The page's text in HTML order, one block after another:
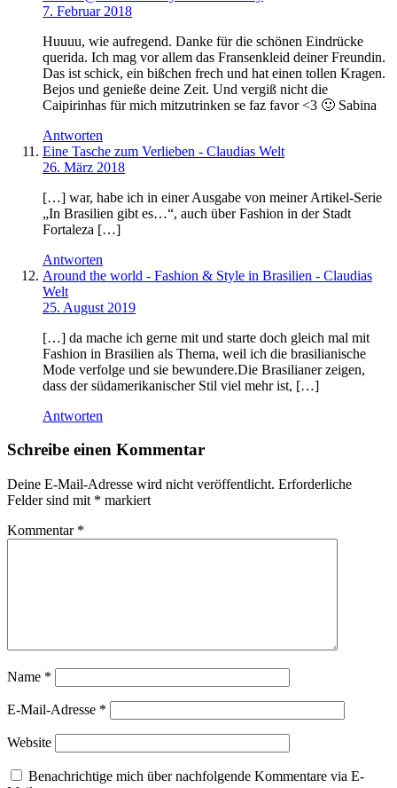
7. Februar 2018
Huuuu, wie aufregend. Danke für die schönen Eindrücke
querida. Ich mag vor allem das Fransenkleid deiner Freundin.
Das ist schick, ein bißchen frech und hat einen tollen Kragen.
Bejos und genieße deine Zeit. Und vergiß nicht die
Caipirinhas für mich mitzutrinken se faz favor <3 🙂 Sabina
Antworten
Eine Tasche zum Verlieben - Claudias Welt
26. März 2018
[…] war, habe ich in einer Ausgabe von meiner Artikel-Serie
„In Brasilien gibt es…“, auch über Fashion in der Stadt
Fortaleza […]
Antworten
Around the world - Fashion & Style in Brasilien - Claudias
Welt
25. August 2019
[…] da mache ich gerne mit und starte doch gleich mal mit
Fashion in Brasilien als Thema, weil ich die brasilianische
Mode verfolge und sie bewundere.Die Brasilianer zeigen,
dass der südamerikanischer Stil viel mehr ist, […]
Antworten
Schreibe einen Kommentar
Deine E-Mail-Adresse wird nicht veröffentlicht. Erforderliche
Felder sind mit * markiert
Kommentar *
Name *
E-Mail-Adresse *
Website
Benachrichtige mich über nachfolgende Kommentare via E-